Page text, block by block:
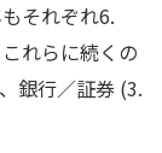
それぞれ6.
れらに続くの
銀行／証券 (3.